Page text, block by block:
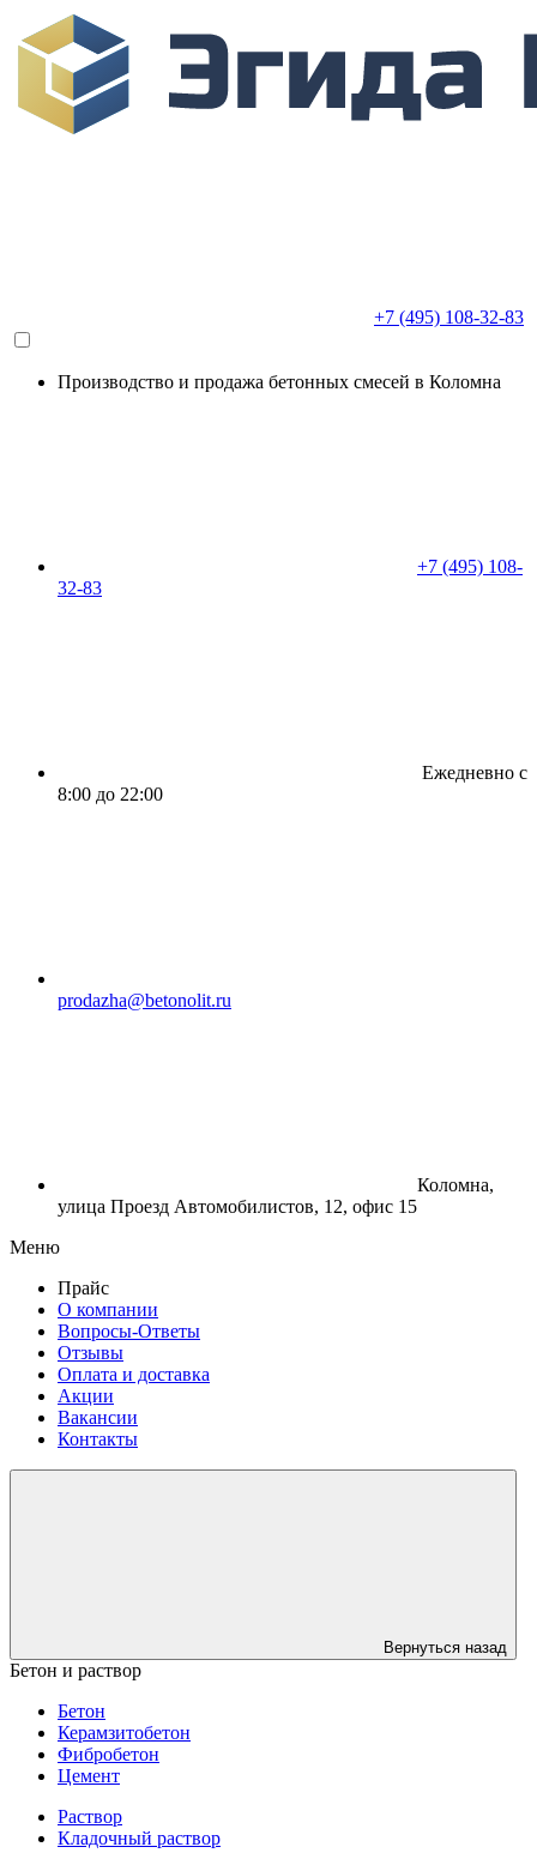
+7 (495) 108-32-83
Производство и продажа бетонных смесей в Коломна
+7 (495) 108-
32-83
Ежедневно с
8:00 до 22:00
prodazha@betonolit.ru
Коломна,
улица Проезд Автомобилистов, 12, офис 15
Меню
Прайс
О компании
Вопросы-Ответы
Отзывы
Оплата и доставка
Акции
Вакансии
Контакты
Вернуться назад
Бетон и раствор
Бетон
Керамзитобетон
Фибробетон
Цемент
Раствор
Кладочный раствор